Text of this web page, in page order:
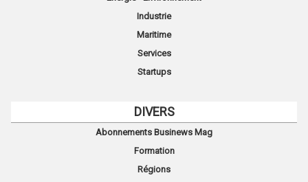
Industrie
Maritime
Services
Startups
DIVERS
Abonnements Businews Mag
Formation
Régions